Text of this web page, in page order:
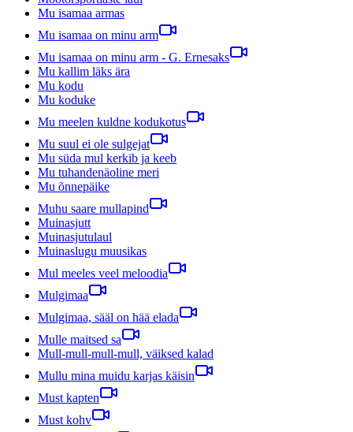
Mu isamaa armas
Mu isamaa on minu arm
Mu isamaa on minu arm - G. Ernesaks
Mu kallim läks ära
Mu kodu
Mu koduke
Mu meelen kuldne kodukotus
Mu suul ei ole sulgejat
Mu süda mul kerkib ja keeb
Mu tuhandenäoline meri
Mu õnnepäike
Muhu saare mullapind
Muinasjutt
Muinasjutulaul
Muinaslugu muusikas
Mul meeles veel meloodia
Mulgimaa
Mulgimaa, sääl on hää elada
Mulle maitsed sa
Mull-mull-mull-mull, väiksed kalad
Mullu mina muidu karjas käisin
Must kapten
Must kohv